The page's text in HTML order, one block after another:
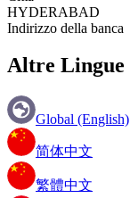
HYDERABAD
Indirizzo della banca
Altre Lingue
Global (English)
简体中文
繁體中文